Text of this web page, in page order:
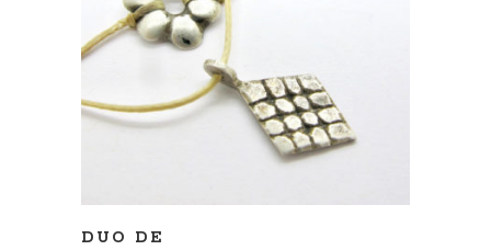
AJOUTER AU PANIER
DUO DE